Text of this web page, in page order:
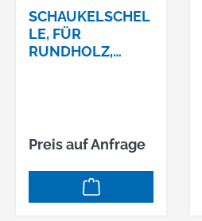
SCHAUKELSCHEL
LE, FÜR
RUNDHOLZ,
Preis auf Anfrage